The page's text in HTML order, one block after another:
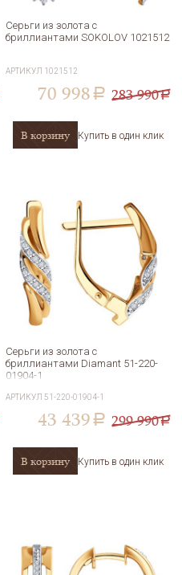
Серьги из золота с
бриллиантами SOKOLOV 1021512
АРТИКУЛ 1021512
70 998 a 283 990a
В корзину Купить в один клик
Серьги из золота с
бриллиантами Diamant 51-220-
01904-1
АРТИКУЛ51-220-01904-1
43 439 a 299 990a
В корзину Купить в один клик